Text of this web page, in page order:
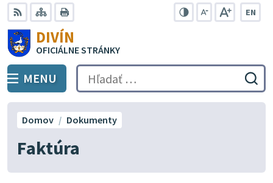
Preskočiť
na
obsah
RSS Mapa
EN
DIVÍN
OFICIÁLNE STRÁNKY
PREPNÚŤ
MENU Hľadať:
Faktúra
Domov Dokumenty